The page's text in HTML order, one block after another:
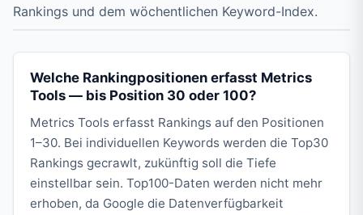
Rankings und dem wöchentlichen Keyword-Index.
Welche Rankingpositionen erfasst Metrics
Tools — bis Position 30 oder 100?
Metrics Tools erfasst Rankings auf den Positionen
1–30. Bei individuellen Keywords werden die Top30
Rankings gecrawlt, zukünftig soll die Tiefe
einstellbar sein. Top100-Daten werden nicht mehr
erhoben, da Google die Datenverfügbarkeit